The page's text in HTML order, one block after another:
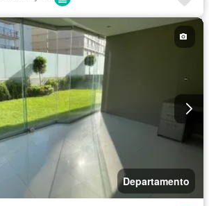
Departamento